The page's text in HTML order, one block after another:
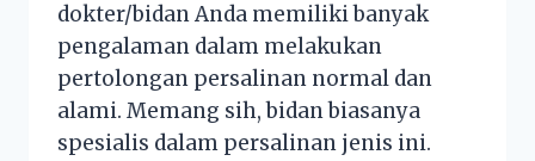
dokter/bidan Anda memiliki banyak
pengalaman dalam melakukan
pertolongan persalinan normal dan
alami. Memang sih, bidan biasanya
spesialis dalam persalinan jenis ini.